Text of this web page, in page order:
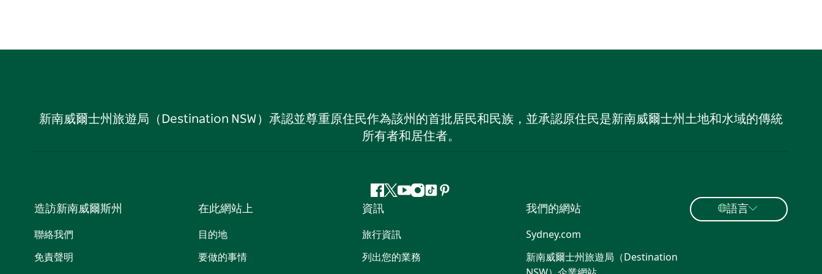
新南威爾士州旅遊局（Destination NSW）承認並尊重原住民作為該州的首批居民和民族，並承認原住民是新南威爾士州土地和水域的傳統
所有者和居住者。
Facebook
嘰
喳
喳
Youtube
Instagram
抖 Pinterest
造訪新南威爾斯州
聯絡我們
免責聲明
在此網站上
目的地
要做的事情
資訊
旅行資訊
列出您的業務
我們的網站
Sydney.com
新南威爾士州旅遊局（Destination
語言